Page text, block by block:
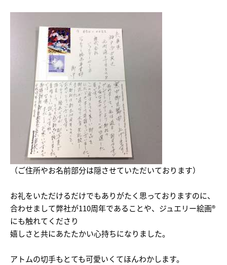
（ご住所やお名前部分は隠させていただいております）
お礼をいただけるだけでもありがたく思っておりますのに、
合わせまして弊社が110周年であることや、ジュエリー絵画®
にも触れてくださり
嬉しさと共にあたたかい心持ちになりました。
アトムの切手もとても可愛いくてほんわかします。